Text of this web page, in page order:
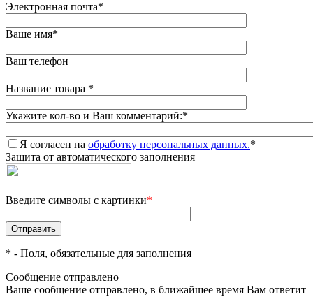
Электронная почта*
Ваше имя*
Ваш телефон
Название товара *
Укажите кол-во и Ваш комментарий:*
Я согласен на обработку персональных данных.*
Защита от автоматического заполнения
Введите символы с картинки*
* - Поля, обязательные для заполнения
Сообщение отправлено
Ваше сообщение отправлено, в ближайшее время Вам ответит